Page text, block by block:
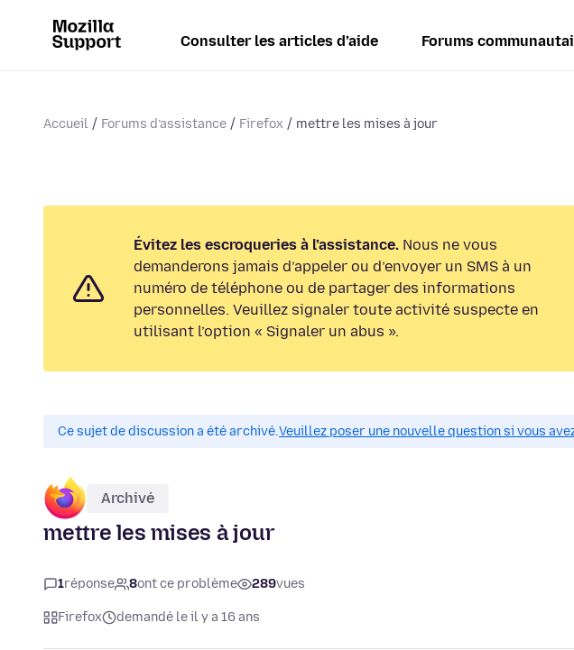
Consulter les articles d’aide Forums
Accueil Forums d’assistance Firefox mettre les mises à jour
Évitez les escroqueries à l’assistance. Nous ne vous
demanderons jamais d’appeler ou d’envoyer un SMS à un
numéro de téléphone ou de partager des informations
personnelles. Veuillez signaler toute activité suspecte en
utilisant l’option « Signaler un abus ».
Ce sujet de discussion a été archivé.Veuillez poser une nouvelle question si vous
Archivé
mettre les mises à jour
1réponse 8ont ce problème 289vues
Firefox demandé le il y a 16 ans